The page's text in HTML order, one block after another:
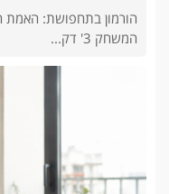
הורמון בתחפושת: האמת
המשחק 3' דק...